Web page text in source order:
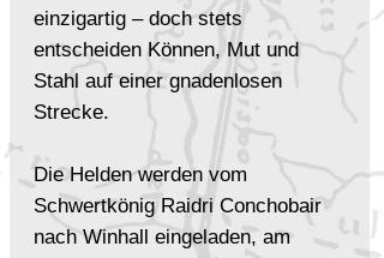
einzigartig – doch stets
entscheiden Können, Mut und
Stahl auf einer gnadenlosen
Strecke.
Die Helden werden vom
Schwertkönig Raidri Conchobair
nach Winhall eingeladen, am